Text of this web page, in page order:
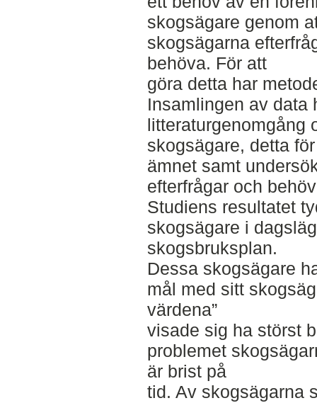
skogsägare genom
skogsägarna
behöva. För att
göra detta har
Insamlingen av data
litteraturgenomgång
skogsägare, detta
ämnet samt
efterfrågar och
Studiens resultatet
skogsägare i
skogsbruksplan.
Dessa skogsägare
mål med sitt
värdena”
visade sig ha störst
problemet
är brist på
tid. Av skogsägarna